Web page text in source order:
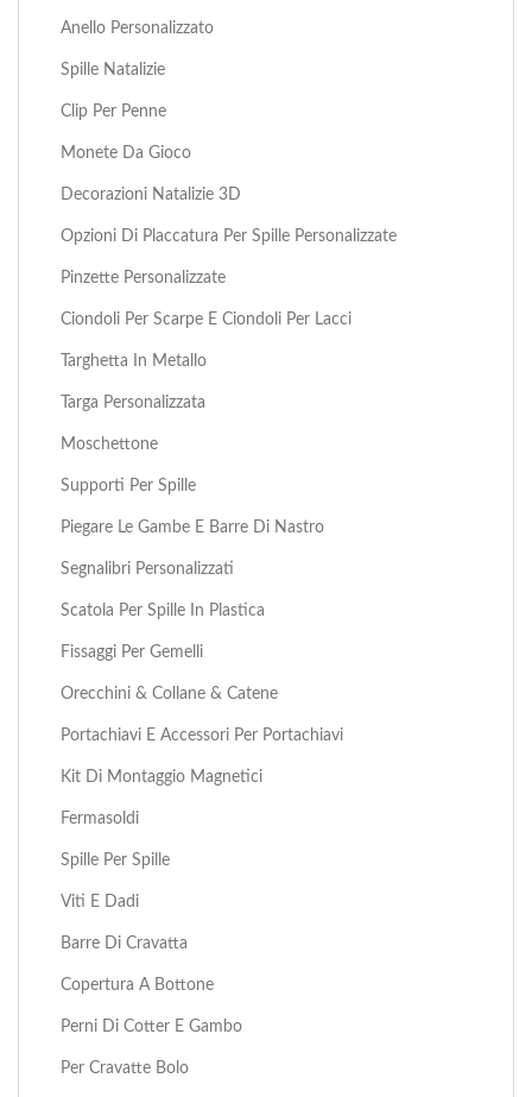
Anello Personalizzato
Spille Natalizie
Clip Per Penne
Monete Da Gioco
Decorazioni Natalizie 3D
Opzioni Di Placcatura Per Spille Personalizzate
Pinzette Personalizzate
Ciondoli Per Scarpe E Ciondoli Per Lacci
Targhetta In Metallo
Targa Personalizzata
Moschettone
Supporti Per Spille
Piegare Le Gambe E Barre Di Nastro
Segnalibri Personalizzati
Scatola Per Spille In Plastica
Fissaggi Per Gemelli
Orecchini & Collane & Catene
Portachiavi E Accessori Per Portachiavi
Kit Di Montaggio Magnetici
Fermasoldi
Spille Per Spille
Viti E Dadi
Barre Di Cravatta
Copertura A Bottone
Perni Di Cotter E Gambo
Per Cravatte Bolo